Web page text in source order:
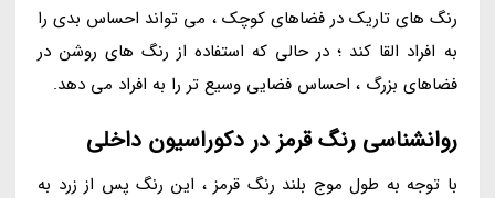
رنگ های تاریک در فضاهای کوچک ، می تواند احساس بدی را
به افراد القا کند ؛ در حالی که استفاده از رنگ های روشن در
فضاهای بزرگ ، احساس فضایی وسیع تر را به افراد می دهد.
روانشناسی رنگ قرمز در دکوراسیون داخلی
با توجه به طول موج بلند رنگ قرمز ، این رنگ پس از زرد به